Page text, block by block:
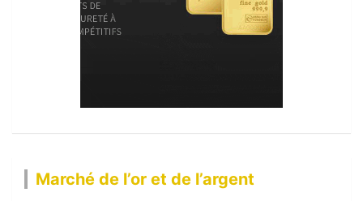
Marché de l’or et de l’argent